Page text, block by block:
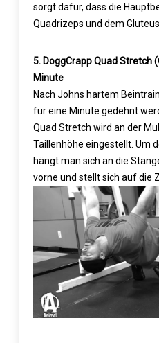
sorgt dafür, dass die
Quadrizeps und dem
5. DoggCrapp Quad Stretch
Minute
Nach Johns hartem
für eine Minute gedehnt
Quad Stretch wird an der
Taillenhöhe eingestellt. Um
hängt man sich an die
vorne und stellt sich auf die